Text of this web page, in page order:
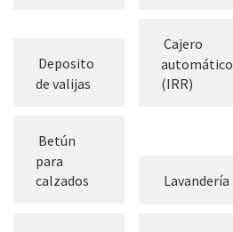
Deposito
de valijas
Cajero
automático
(IRR)
Betún
para
calzados
Lavandería